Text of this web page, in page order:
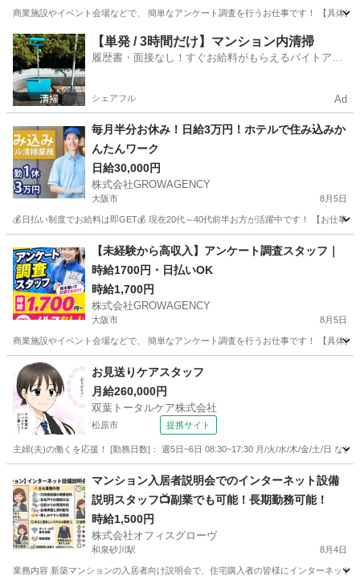
商業施設やイベント会場などで、 簡単なアンケート調査を行うお仕事です！ 【具体
大阪 大阪市 その他 時給
【単発 / 3時間だけ】マンション内清掃
履歴書・面接なし！すぐお給料がもらえるバイトアプ
シェアフル Ad
毎月半分お休み！日給3万円！ホテルで住み込みか
んたんワーク
日給30,000円
株式会社GROWAGENCY
大阪市 8月5日
💰日払い制度でお給料は即GET💰 現在20代～40代前半お方が活躍中です！ 【お仕事
ホテル 給料
【未経験から高収入】アンケート調査スタッフ｜
時給1700円・日払いOK
時給1,700円
株式会社GROWAGENCY
大阪市 8月5日
商業施設やイベント会場などで、 簡単なアンケート調査を行うお仕事です！ 【具体
大阪 大阪市 その他
お見送りケアスタッフ
月給260,000円
双葉トータルケア株式会社
松原市 提携サイト
主婦(夫)の働くを応援！ [勤務日数]： 週5日~6日 08:30~17:30 月/火/水/木/金/土/日 な
マンション入居者説明会でのインターネット設備
説明スタッフ📺副業でも可能！長期勤務可能！
時給1,500円
株式会社オフィスグローヴ
和泉砂川駅 8月4日
業務内容 新築マンションの入居者向け説明会で、住宅購入者の皆様にインターネッ